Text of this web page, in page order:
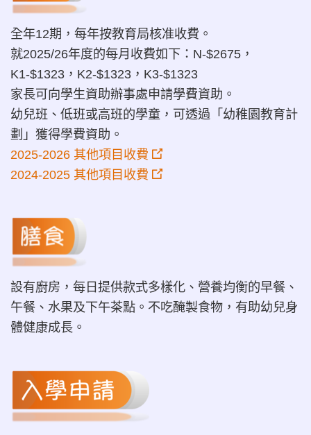
全年12期，每年按教育局核准收費。
就2025/26年度的每月收費如下：N-$2675，
K1-$1323，K2-$1323，K3-$1323
家長可向學生資助辦事處申請學費資助。
幼兒班、低班或高班的學童，可透過「幼稚園教育計
劃」獲得學費資助。
2025-2026 其他項目收費
2024-2025 其他項目收費
設有廚房，每日提供款式多樣化、營養均衡的早餐、
午餐、水果及下午茶點。不吃醃製食物，有助幼兒身
體健康成長。